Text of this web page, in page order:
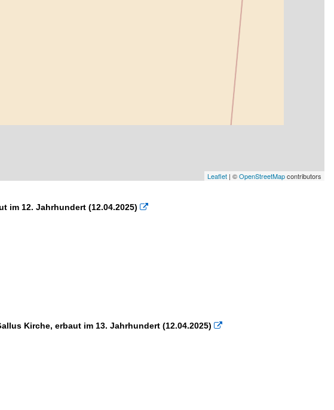
Leaflet | ©OpenStreetMapcontributors
im 12. Jahrhundert (12.04.2025) 
Kirche, erbaut im 13. Jahrhundert (12.04.2025) 